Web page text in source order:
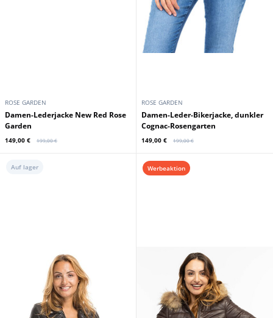
ROSE GARDEN
Damen-Lederjacke New Red Rose
Garden
149,00 € 199,00 €
ROSE GARDEN
Damen-Leder-Bikerjacke, dunkler
Cognac-Rosengarten
149,00 € 199,00 €
Auf lager Werbeaktion